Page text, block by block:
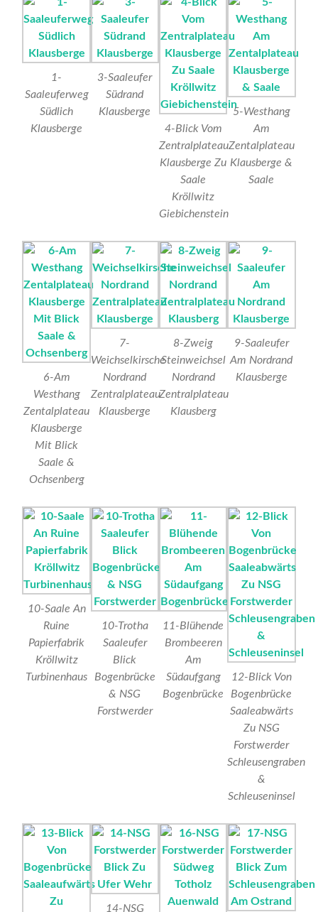
1-
Saaleuferweg
Südlich
Klausberge
3-Saaleufer
Südrand
Klausberge
4-Blick Vom
Zentralplateau
Klausberge Zu
Saale
Kröllwitz
Giebichenstein
5-Westhang
Am
Zentalplateau
Klausberge &
Saale
6-Am
Westhang
Zentalplateau
Klausberge
Mit Blick
Saale &
Ochsenberg
7-
Weichselkirsche
Nordrand
Zentralplateau
Klausberge
8-Zweig
Steinweichsel
Nordrand
Zentralplateau
Klausberg
9-Saaleufer
Am Nordrand
Klausberge
10-Saale An
Ruine
Papierfabrik
Kröllwitz
Turbinenhaus
10-Trotha
Saaleufer
Blick
Bogenbrücke
& NSG
Forstwerder
11-Blühende
Brombeeren
Am
Südaufgang
Bogenbrücke
12-Blick Von
Bogenbrücke
Saaleabwärts
Zu NSG
Forstwerder
Schleusengraben
&
Schleuseninsel
14-NSG